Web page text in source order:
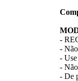
-
-
-
-
- De